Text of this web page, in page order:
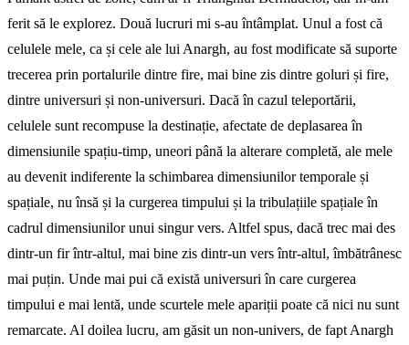
ferit să le explorez. Două lucruri mi s-au întâmplat. Unul a fost că
celulele mele, ca și cele ale lui Anargh, au fost modificate să suporte
trecerea prin portalurile dintre fire, mai bine zis dintre goluri și fire,
dintre universuri și non-universuri. Dacă în cazul teleportării,
celulele sunt recompuse la destinație, afectate de deplasarea în
dimensiunile spațiu-timp, uneori până la alterare completă, ale mele
au devenit indiferente la schimbarea dimensiunilor temporale și
spațiale, nu însă și la curgerea timpului și la tribulațiile spațiale în
cadrul dimensiunilor unui singur vers. Altfel spus, dacă trec mai des
dintr-un fir într-altul, mai bine zis dintr-un vers într-altul, îmbătrânesc
mai puțin. Unde mai pui că există universuri în care curgerea
timpului e mai lentă, unde scurtele mele apariții poate că nici nu sunt
remarcate. Al doilea lucru, am găsit un non-univers, de fapt Anargh